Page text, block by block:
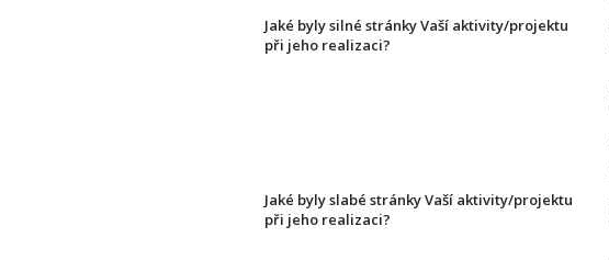
Jaké byly silné stránky Vaší aktivity/projektu
při jeho realizaci?
Jaké byly slabé stránky Vaší aktivity/projektu
při jeho realizaci?